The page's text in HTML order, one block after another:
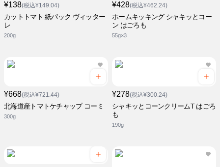
¥138(税込¥149.04)
カットトマト 紙パック ヴィッター
レ
200g
¥428(税込¥462.24)
ホームキッキング シャキッとコー
ン はごろも
55g×3
¥668(税込¥721.44)
北海道産トマトケチャップ コーミ
300g
¥278(税込¥300.24)
シャキッとコーンクリームT はごろ
も
190g